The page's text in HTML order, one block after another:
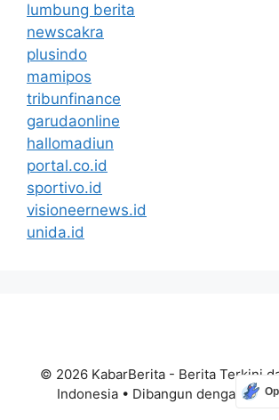
lumbung berita
newscakra
plusindo
mamipos
tribunfinance
garudaonline
hallomadiun
portal.co.id
sportivo.id
visioneernews.id
unida.id
© 2026 KabarBerita - Berita Terkini
Indonesia• Dibangun dengan